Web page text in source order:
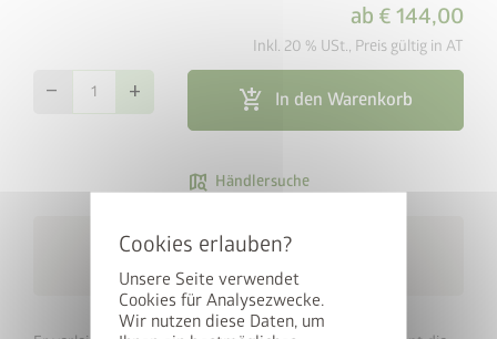
Unsere Seite verwendet
Cookies für Analysezwecke.
Wir nutzen diese Daten, um
ab € 144,00
Inkl. 20 % USt., Preis gültig in AT
remove add add_shopping_cart In den Warenkorb
map_search Händlersuche
local_shipping
Kostenlose Lieferung
innerhalb von 10 Werktagen